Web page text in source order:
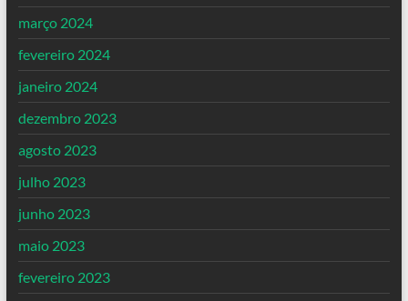
março 2024
fevereiro 2024
janeiro 2024
dezembro 2023
agosto 2023
julho 2023
junho 2023
maio 2023
fevereiro 2023